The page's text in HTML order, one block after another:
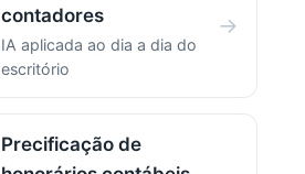
contadores
IA aplicada ao dia a dia do
escritório
→
Precificação de